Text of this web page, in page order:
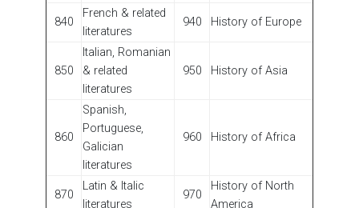
840
French & related
literatures
940 History of Europe
850
Italian, Romanian
& related
literatures
950 History of Asia
860
Spanish,
Portuguese,
Galician
literatures
960 History of Africa
870
Latin & Italic
literatures
970
History of North
America